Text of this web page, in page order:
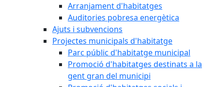
Arranjament d'habitatges
Auditories pobresa energètica
Ajuts i subvencions
Projectes municipals d'habitatge
Parc públic d'habitatge municipal
Promoció d'habitatges destinats a la
gent gran del municipi